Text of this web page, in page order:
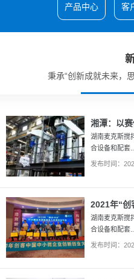
产品中心 客
秉承“创新成就未来，
湖南麦克斯搅
合设备和配套...
发布时间：
湖南麦克斯搅
合设备和配套...
发布时间：